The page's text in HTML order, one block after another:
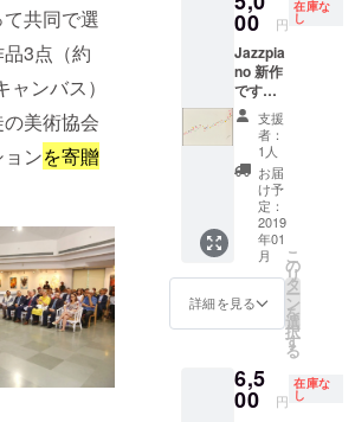
共同で選
3点（約
ンバス）
美術協会
ンを寄贈
00 円
在庫な
し
Jazzpia
no 新作
です。
27×38c
m 紙に
水彩、
インク
紙の状
態での
お渡し
です。
支援
者：
1人
お届
け予
定：
2019
年01
月
詳細を見る
こ
の
リ
タ
ー
ン
を
選
択
す
る
6,5
00 円
在庫な
し